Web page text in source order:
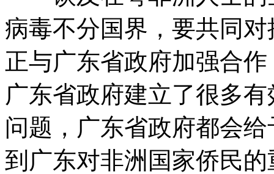
病毒不分国界，要共同
正与广东省政府加强合
广东省政府建立了很多
问题，广东省政府都会
到广东对非洲国家侨民